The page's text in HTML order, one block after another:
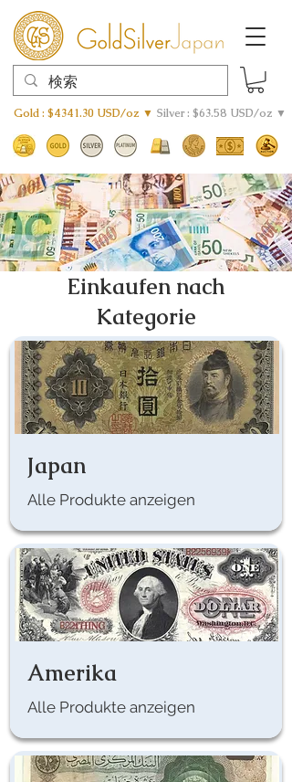
Gold : $4341.30 USD/oz ▼ Silver : $63.58 USD/oz ▼
Einkaufen nach
Kategorie
Japan
Alle Produkte anzeigen
Amerika
Alle Produkte anzeigen